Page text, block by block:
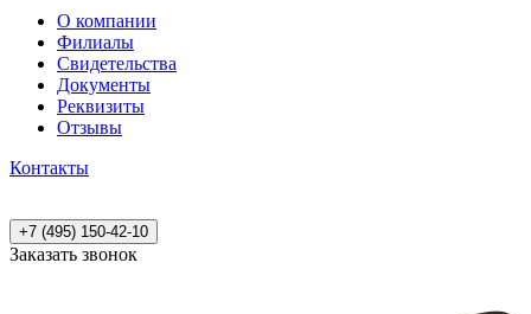
О компании
Филиалы
Свидетельства
Документы
Реквизиты
Отзывы
Контакты
+7 (495) 150-42-10
Заказать звонок